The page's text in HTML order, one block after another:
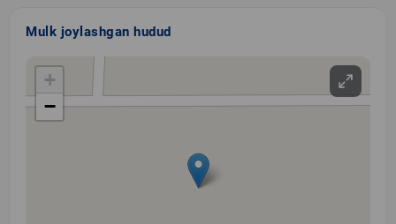
Mulk joylashgan hudud
+
−